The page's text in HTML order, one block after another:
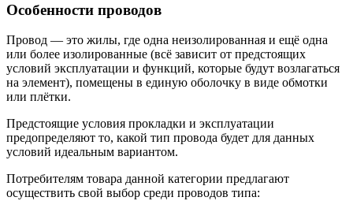
Особенности проводов
Провод — это жилы, где одна неизолированная и ещё одна
или более изолированные (всё зависит от предстоящих
условий эксплуатации и функций, которые будут возлагаться
на элемент), помещены в единую оболочку в виде обмотки
или плётки.
Предстоящие условия прокладки и эксплуатации
предопределяют то, какой тип провода будет для данных
условий идеальным вариантом.
Потребителям товара данной категории предлагают
осуществить свой выбор среди проводов типа: